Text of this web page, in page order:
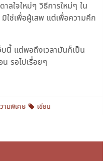
ลใจใหม่ๆ วิธีการใหม่ๆ ใน
ใช่เพื่อผู้เสพ แต่เพื่อความคึก
บนี้ แต่พอถึงเวลามันก็เป็น
รอไปเรื่อยๆ
ามพิเศษ เขียน